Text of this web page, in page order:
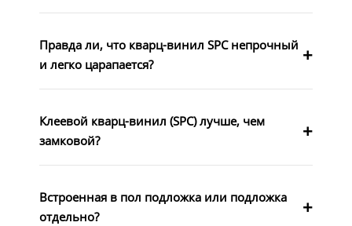
Правда ли, что кварц-винил SPC непрочный
и легко царапается?
Клеевой кварц-винил (SPC) лучше, чем
замковой?
Встроенная в пол подложка или подложка
отдельно?